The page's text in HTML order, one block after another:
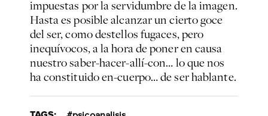
impuestas por la servidumbre de la imagen.
Hasta es posible alcanzar un cierto goce
del ser, como destellos fugaces, pero
inequívocos, a la hora de poner en causa
nuestro saber-hacer-allí-con… lo que nos
ha constituido en-cuerpo… de ser hablante.